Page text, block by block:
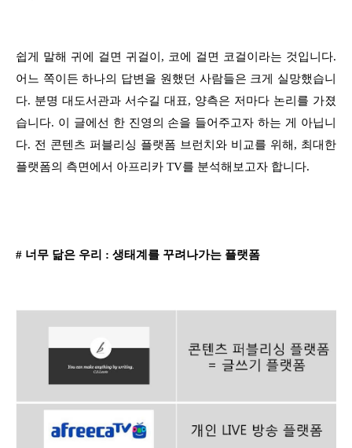
쉽게 말해 귀에 걸면 귀걸이, 코에 걸면 코걸이라는 것입니다.
어느 쪽이든 하나의 답변을 원했던 사람들은 크게 실망했습니
다. 분명 대도서관과 서수길 대표, 양측은 저마다 논리를 가졌
습니다. 이 글에선 한 진영의 손을 들어주고자 하는 게 아닙니
다. 전 콘텐츠 퍼블리싱 플랫폼 브런치와 비교를 위해, 최대한
플랫폼의 측면에서 아프리카 TV를 분석해보고자 합니다.
# 너무 닮은 우리 : 생태계를 꾸려나가는 플랫폼